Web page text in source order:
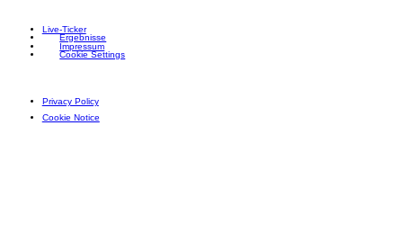
Live-Ticker
Ergebnisse
Impressum
Cookie Settings
Privacy Policy
Cookie Notice